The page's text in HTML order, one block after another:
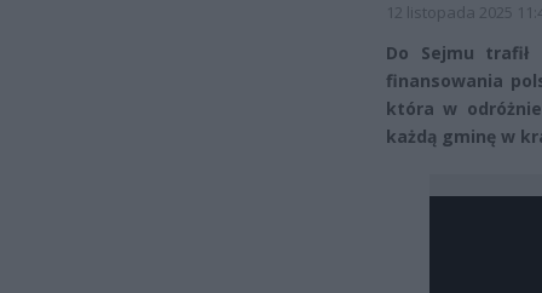
12 listopada 2025
Do Sejmu trafił
finansowania
która w
każdą gminę w